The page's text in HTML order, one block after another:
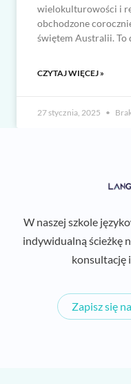
wielokulturowości i
obchodzone
świętem Australii. To
CZYTAJ WIĘCEJ »
27 stycznia, 2025
W naszej szkole
indywidualną ścieżkę
konsultację
Zapisz się